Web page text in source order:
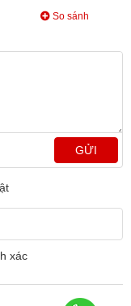
So sánh
GỬI
xác